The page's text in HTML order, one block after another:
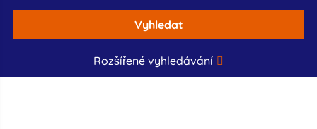
Vyhledat
Rozšířené vyhledávání